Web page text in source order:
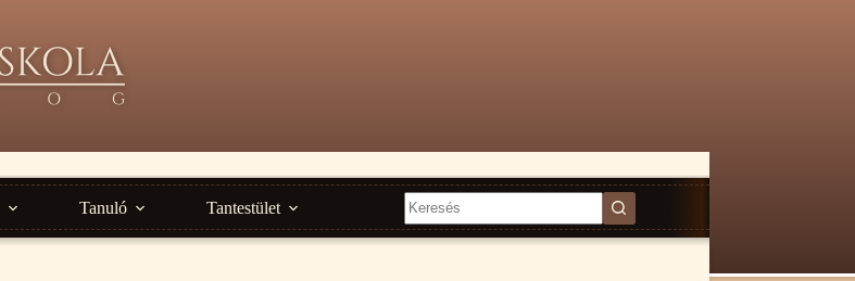
Tanuló Tantestület
Nincs
találat